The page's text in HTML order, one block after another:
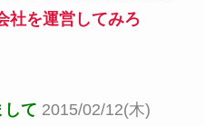
社を運営してみろ
して 2015/02/12(木)